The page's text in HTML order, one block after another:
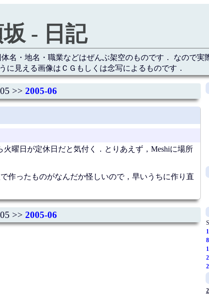
- 日記
名・地名・職業などはぜんぶ架空のものです． なので実
に見える画像はＣＧもしくは念写によるものです．
>> 2005-06
曜日が定休日だと気付く．とりあえず，Meshiに場所
作ったものがなんだか怪しいので，早いうちに作り直
>> 2005-06
1
8